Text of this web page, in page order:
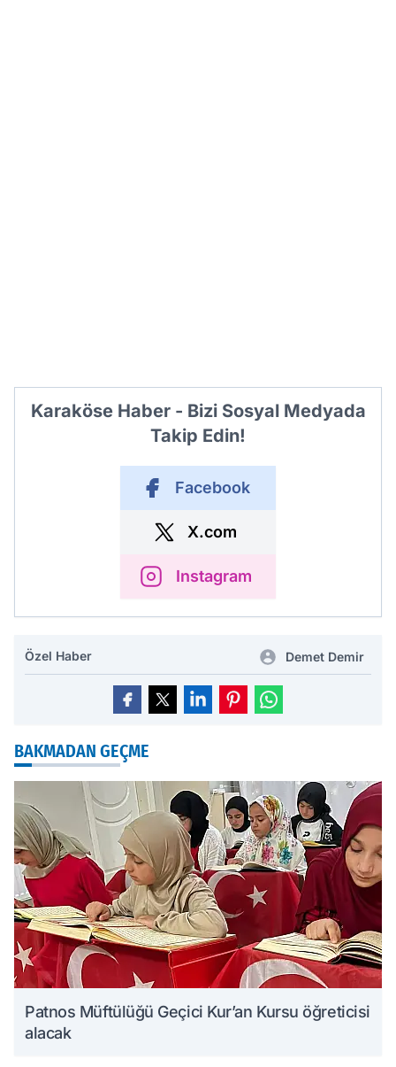
Karaköse Haber - Bizi Sosyal Medyada
Takip Edin!
Facebook
X.com
Instagram
Özel Haber Demet Demir
BAKMADAN GEÇME
Patnos Müftülüğü Geçici Kur’an Kursu öğreticisi
alacak